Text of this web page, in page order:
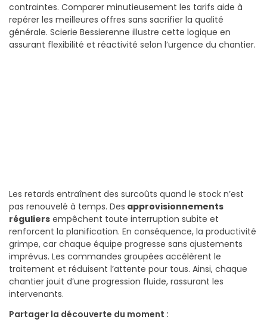
contraintes. Comparer minutieusement les tarifs aide à
repérer les meilleures offres sans sacrifier la qualité
générale. Scierie Bessierenne illustre cette logique en
assurant flexibilité et réactivité selon l’urgence du chantier.
Les retards entraînent des surcoûts quand le stock n’est
pas renouvelé à temps. Des approvisionnements
réguliers empêchent toute interruption subite et
renforcent la planification. En conséquence, la productivité
grimpe, car chaque équipe progresse sans ajustements
imprévus. Les commandes groupées accélèrent le
traitement et réduisent l’attente pour tous. Ainsi, chaque
chantier jouit d’une progression fluide, rassurant les
intervenants.
Partager la découverte du moment :